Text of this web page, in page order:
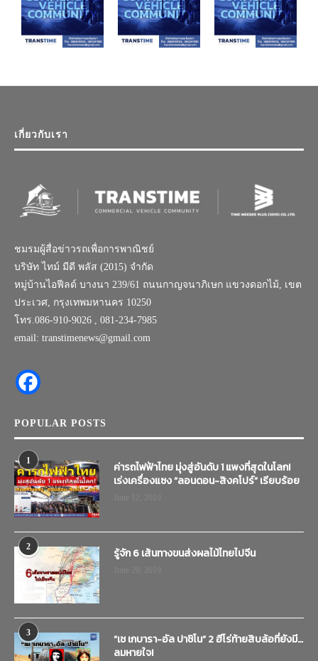
เกี่ยวกับเรา
ชมรมผู้สื่อข่าวรถเพื่อการพาณิชย์
บริษัท ไทม์ มีดี พลัส (2015) จำกัด
หมู่บ้านไอฟีลด์ บางนา 239/61 ถนนกาญจนาภิเษก แขวงดอกไม้, เขต
ประเวศ, กรุงเทพมหานคร 10250
โทร.086-910-9026 , 081-234-7985
email: transtimenews@gmail.com
POPULAR POSTS
1
ค่ารถไฟฟ้าไทย มุ่งสู่อันดับ 1 แพงที่สุดในโลก!
เร่งเครื่องแซง “ลอนดอน-สิงคโปร์” เรียบร้อย
2 รู้จัก 6 เส้นทางขนส่งผลไม้ไทยไปจีน
3
“เช เกบารา-อัล ปาชิโน” 2 ฮีโร่ท้ายสิบล้อที่ยังมี…
ลมหายใจ!